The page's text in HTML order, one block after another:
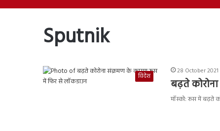
Sputnik
विदेश
28 October 2021
बढ़ते
मॉस्को: रूस में बढ़ते